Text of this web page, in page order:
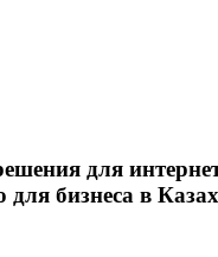
для
для бизнеса в